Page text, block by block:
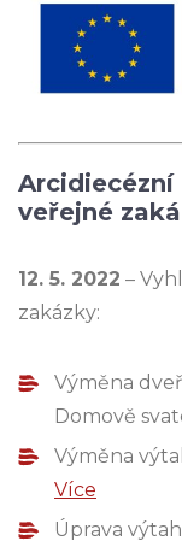
Arcidiecézní
veřejné
12. 5. 2022 –
zakázky:
Výměna
Domově
Výměna
Více
Úprava